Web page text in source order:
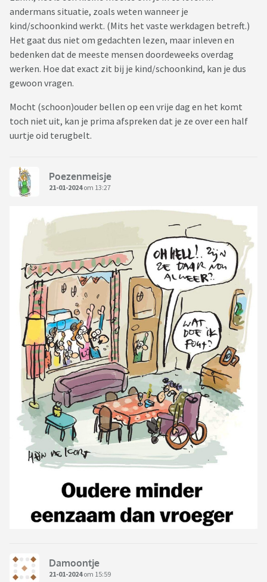
andermans situatie, zoals weten wanneer je
kind/schoonkind werkt. (Mits het vaste werkdagen betreft.)
Het gaat dus niet om gedachten lezen, maar inleven en
bedenken dat de meeste mensen doordeweeks overdag
werken. Hoe dat exact zit bij je kind/schoonkind, kan je dus
gewoon vragen.
Mocht (schoon)ouder bellen op een vrije dag en het komt
toch niet uit, kan je prima afspreken dat je ze over een half
uurtje oid terugbelt.
Poezenmeisje
21-01-2024om 13:27
Damoontje
21-01-2024om 15:59